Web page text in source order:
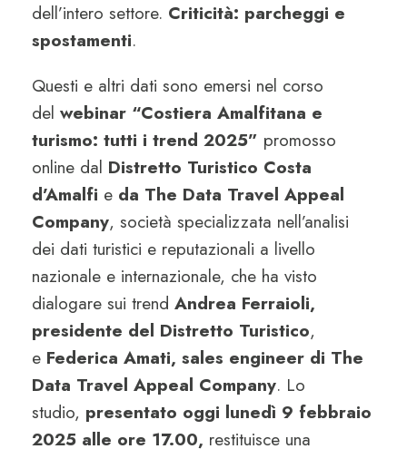
dell’intero settore. Criticità: parcheggi e
spostamenti.
Questi e altri dati sono emersi nel corso
del webinar “Costiera Amalfitana e
turismo: tutti i trend 2025” promosso
online dal Distretto Turistico Costa
d’Amalfi e da The Data Travel Appeal
Company, società specializzata nell’analisi
dei dati turistici e reputazionali a livello
nazionale e internazionale, che ha visto
dialogare sui trend Andrea Ferraioli,
presidente del Distretto Turistico,
e Federica Amati, sales engineer di The
Data Travel Appeal Company. Lo
studio, presentato oggi lunedì 9 febbraio
2025 alle ore 17.00, restituisce una